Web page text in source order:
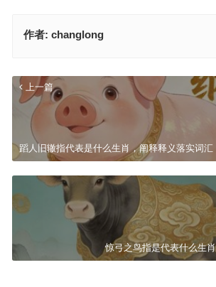
作者: changlong
上一篇
蹈人旧辙指代表是什么生肖，阐释释义落实词汇
惊弓之鸟指是代表什么生